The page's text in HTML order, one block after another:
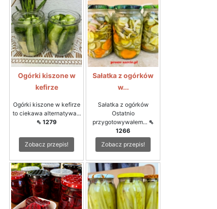
Ogórki kiszone w
kefirze
Ogórki kiszone w kefirze
to ciekawa alternatywa...
⇖ 1279
Zobacz przepis!
Sałatka z ogórków
w...
Sałatka z ogórków
Ostatnio
przygotowywałem... ⇖
1266
Zobacz przepis!